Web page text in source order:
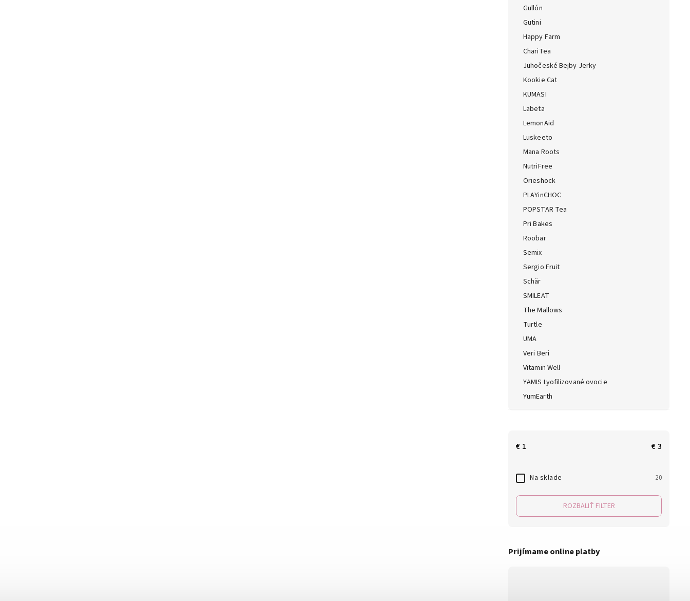
Gullón
Gutini
Happy Farm
ChariTea
Juhočeské Bejby Jerky
Kookie Cat
KUMASI
Labeta
LemonAid
Luskeeto
Mana Roots
NutriFree
Orieshock
PLAYinCHOC
POPSTAR Tea
Pri Bakes
Roobar
Semix
Sergio Fruit
Schär
SMILEAT
The Mallows
Turtle
UMA
Veri Beri
Vitamin Well
YAMIS Lyofilizované ovocie
YumEarth
€ 1 €3
Na sklade 20
ROZBALIŤ FILTER
Prijímame online platby